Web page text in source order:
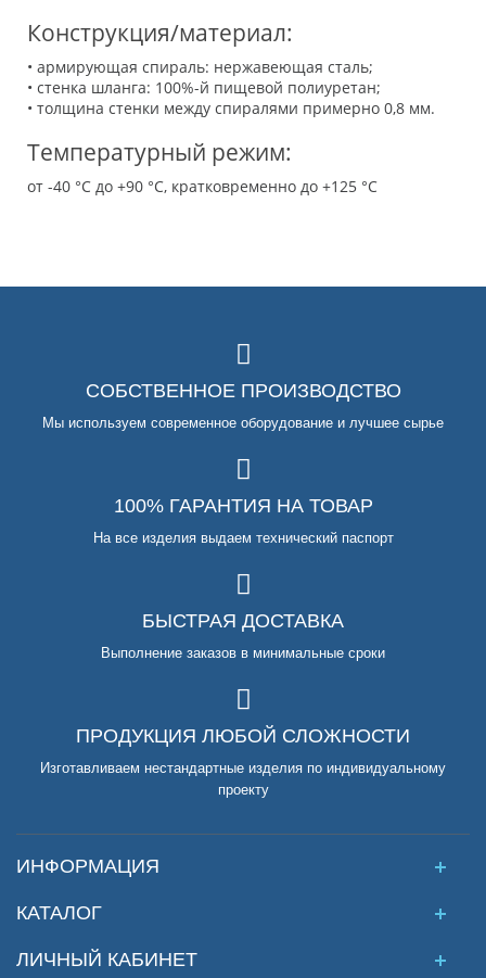
Конструкция/материал:
• армирующая спираль: нержавеющая сталь;
• стенка шланга: 100%-й пищевой полиуретан;
• толщина стенки между спиралями примерно 0,8 мм.
Температурный режим:
от -40 °C до +90 °C, кратковременно до +125 °C
СОБСТВЕННОЕ ПРОИЗВОДСТВО
Мы используем современное оборудование и лучшее сырье
100% ГАРАНТИЯ НА ТОВАР
На все изделия выдаем технический паспорт
БЫСТРАЯ ДОСТАВКА
Выполнение заказов в минимальные сроки
ПРОДУКЦИЯ ЛЮБОЙ СЛОЖНОСТИ
Изготавливаем нестандартные изделия по индивидуальному
проекту
ИНФОРМАЦИЯ
КАТАЛОГ
ЛИЧНЫЙ КАБИНЕТ